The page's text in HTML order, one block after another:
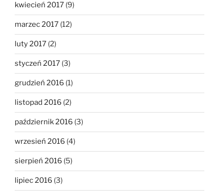
kwiecień 2017 (9)
marzec 2017 (12)
luty 2017 (2)
styczeń 2017 (3)
grudzień 2016 (1)
listopad 2016 (2)
październik 2016 (3)
wrzesień 2016 (4)
sierpień 2016 (5)
lipiec 2016 (3)